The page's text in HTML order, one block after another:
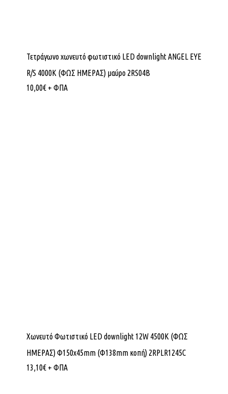
Τετράγωνο χωνευτό φωτιστικό LED downlight ANGEL EYE
R/S 4000K (ΦΩΣ ΗΜΕΡΑΣ) μαύρο 2RS04B
10,00€ + ΦΠΑ
Χωνευτό Φωτιστικό LED downlight 12W 4500K (ΦΩΣ
ΗΜΕΡΑΣ) Φ150x45mm (Φ138mm κοπή) 2RPLR1245C
13,10€ + ΦΠΑ